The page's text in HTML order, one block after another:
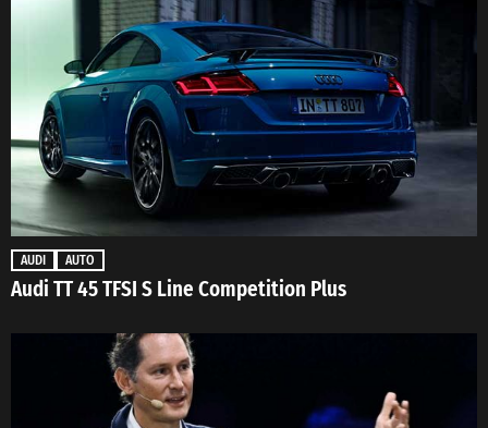
AUDI AUTO
Audi TT 45 TFSI S Line Competition Plus